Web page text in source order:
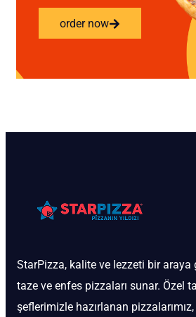
order now
StarPizza, kalite ve lezzeti bir araya
taze ve enfes pizzaları sunar. Özel
şeflerimizle hazırlanan